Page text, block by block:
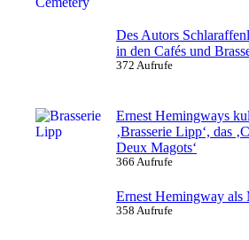
Des Autors
in den Cafés und
372 Aufrufe
Ernest Hemingways
‚Brasserie Lipp‘, das
Deux Magots‘
366 Aufrufe
Ernest Hemingway als
358 Aufrufe